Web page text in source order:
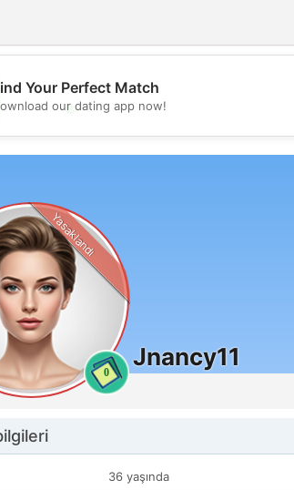
💖
Your Perfect Match
our dating app now!
0
Yasaklandı
Jnancy11
36 yaşında